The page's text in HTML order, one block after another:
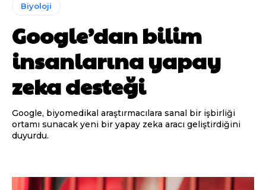
Biyoloji
Google’dan bilim
insanlarına yapay
zeka desteği
Google, biyomedikal araştırmacılara sanal bir işbirliği
ortamı sunacak yeni bir yapay zeka aracı geliştirdiğini
duyurdu.